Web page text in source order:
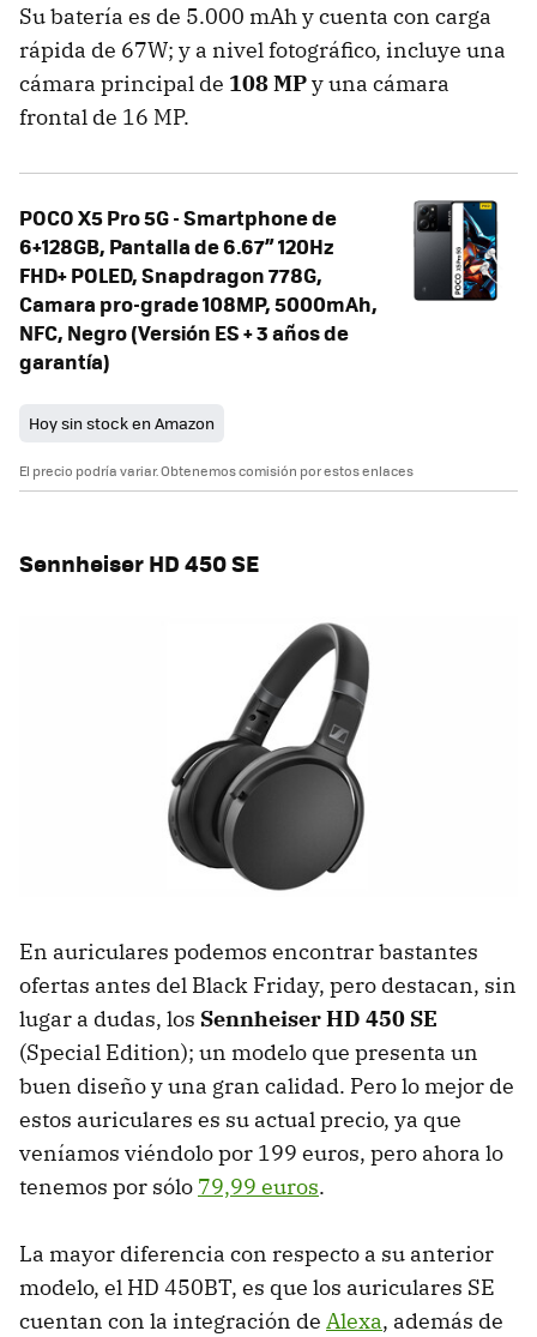
Su batería es de 5.000 mAh y cuenta con carga
rápida de 67W; y a nivel fotográfico, incluye una
cámara principal de 108 MPy una cámara
frontal de 16 MP.
POCO X5 Pro 5G - Smartphone de
6+128GB, Pantalla de 6.67” 120Hz
FHD+ POLED, Snapdragon 778G,
Camara pro-grade 108MP, 5000mAh,
NFC, Negro (Versión ES + 3 años de
garantía)
Hoy sin stock en Amazon
El precio podría variar. Obtenemos comisión por estos enlaces
Sennheiser HD 450 SE
En auriculares podemos encontrar bastantes
ofertas antes del Black Friday, pero destacan, sin
lugar a dudas, los Sennheiser HD 450 SE
(Special Edition); un modelo que presenta un
buen diseño y una gran calidad. Pero lo mejor de
estos auriculares es su actual precio, ya que
veníamos viéndolo por 199 euros, pero ahora lo
tenemos por sólo 79,99 euros.
La mayor diferencia con respecto a su anterior
modelo, el HD 450BT, es que los auriculares SE
cuentan con la integración de Alexa, además de